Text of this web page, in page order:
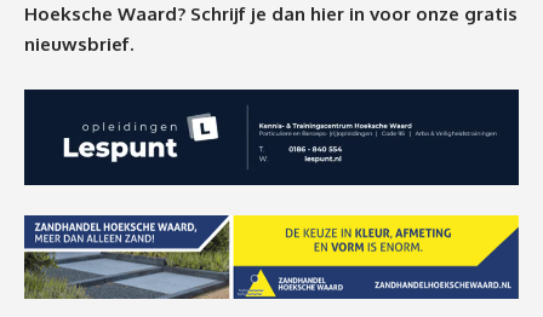
Hoeksche Waard? Schrijf je dan hier in voor onze gratis
nieuwsbrief.